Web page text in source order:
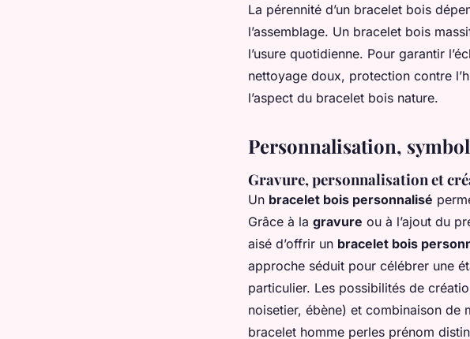
La pérennité d’un bracelet bois
l’assemblage. Un bracelet bois
l’usure quotidienne. Pour garantir
nettoyage doux, protection contre
l’aspect du bracelet bois nature.
Personnalisation,
Gravure, personnalisation et
Un bracelet bois personnalisé
Grâce à la gravure ou à l’ajout du
aisé d’offrir un bracelet bois
approche séduit pour célébrer une
particulier. Les possibilités de
noisetier, ébène) et combinaison de
bracelet homme perles prénom